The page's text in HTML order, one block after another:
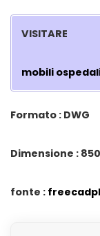
VISITARE
mobili
Formato : DWG
Dimensione :
fonte :